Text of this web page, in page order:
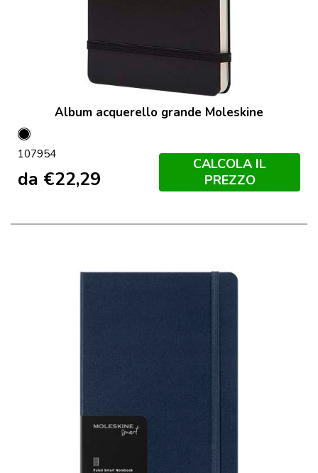
Album acquerello grande Moleskine
Nero
107954
da €22,29
CALCOLA IL
PREZZO